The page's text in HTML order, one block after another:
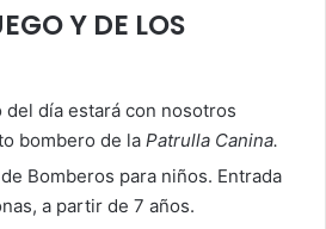
Y DE LOS
del día estará con nosotros
bombero de la Patrulla Canina.
Bomberos para niños. Entrada
a partir de 7 años.